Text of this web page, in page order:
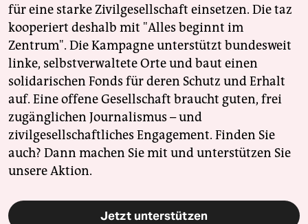
für eine starke Zivilgesellschaft einsetzen. Die taz
kooperiert deshalb mit "Alles beginnt im
Zentrum". Die Kampagne unterstützt bundesweit
linke, selbstverwaltete Orte und baut einen
solidarischen Fonds für deren Schutz und Erhalt
auf. Eine offene Gesellschaft braucht guten, frei
zugänglichen Journalismus – und
zivilgesellschaftliches Engagement. Finden Sie
auch? Dann machen Sie mit und unterstützen Sie
unsere Aktion.
Jetzt unterstützen